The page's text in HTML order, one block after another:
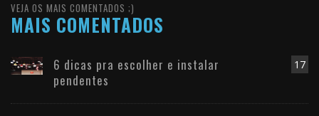
VEJA OS MAIS COMENTADOS ;)
MAIS COMENTADOS
17
6 dicas pra escolher e instalar
pendentes